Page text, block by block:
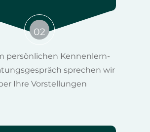
02
persönlichen Kennenlern-
sprechen wir
Ihre Vorstellungen